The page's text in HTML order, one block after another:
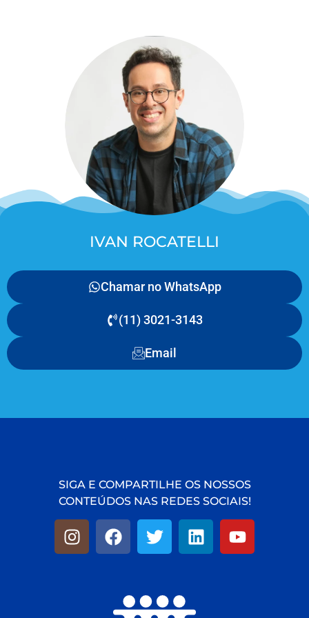
IVAN ROCATELLI
Chamar no WhatsApp
(11) 3021-3143
Email
SIGA E COMPARTILHE OS NOSSOS
CONTEÚDOS NAS REDES SOCIAIS!